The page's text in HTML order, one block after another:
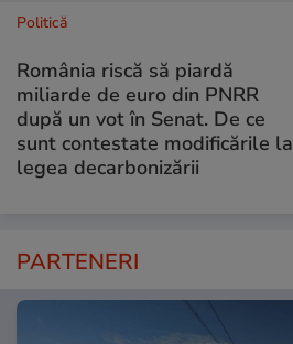
Politică
România riscă să piardă
miliarde de euro din PNRR
după un vot în Senat. De ce
sunt contestate modificările la
legea decarbonizării
PARTENERI